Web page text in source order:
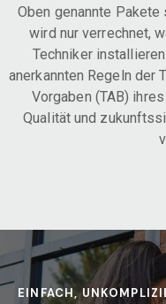
Oben genannte
wird nur verrechnet,
Techniker
anerkannten Regeln der
Vorgaben (TAB)
Qualität und
EINFACH,